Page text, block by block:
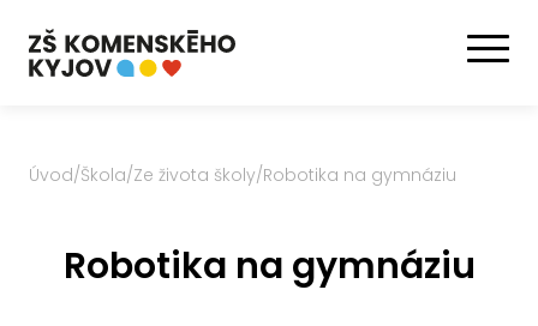
Úvod/Škola/Ze života školy/Robotika na gymnáziu
Robotika na gymnáziu